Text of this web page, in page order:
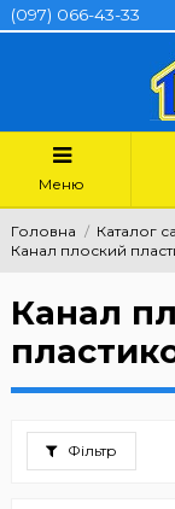
(097) 066-43-33
Меню
Головна Каталог
Канал плоский
Канал
Фільтр